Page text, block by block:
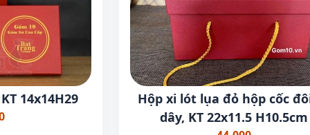
14x14H29
Hộp xi lót lụa đỏ hộp cốc
dây, KT 22x11.5 H10.5cm